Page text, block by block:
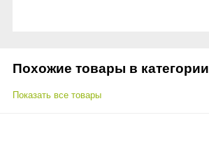
Похожие товары в категории
Показать все товары